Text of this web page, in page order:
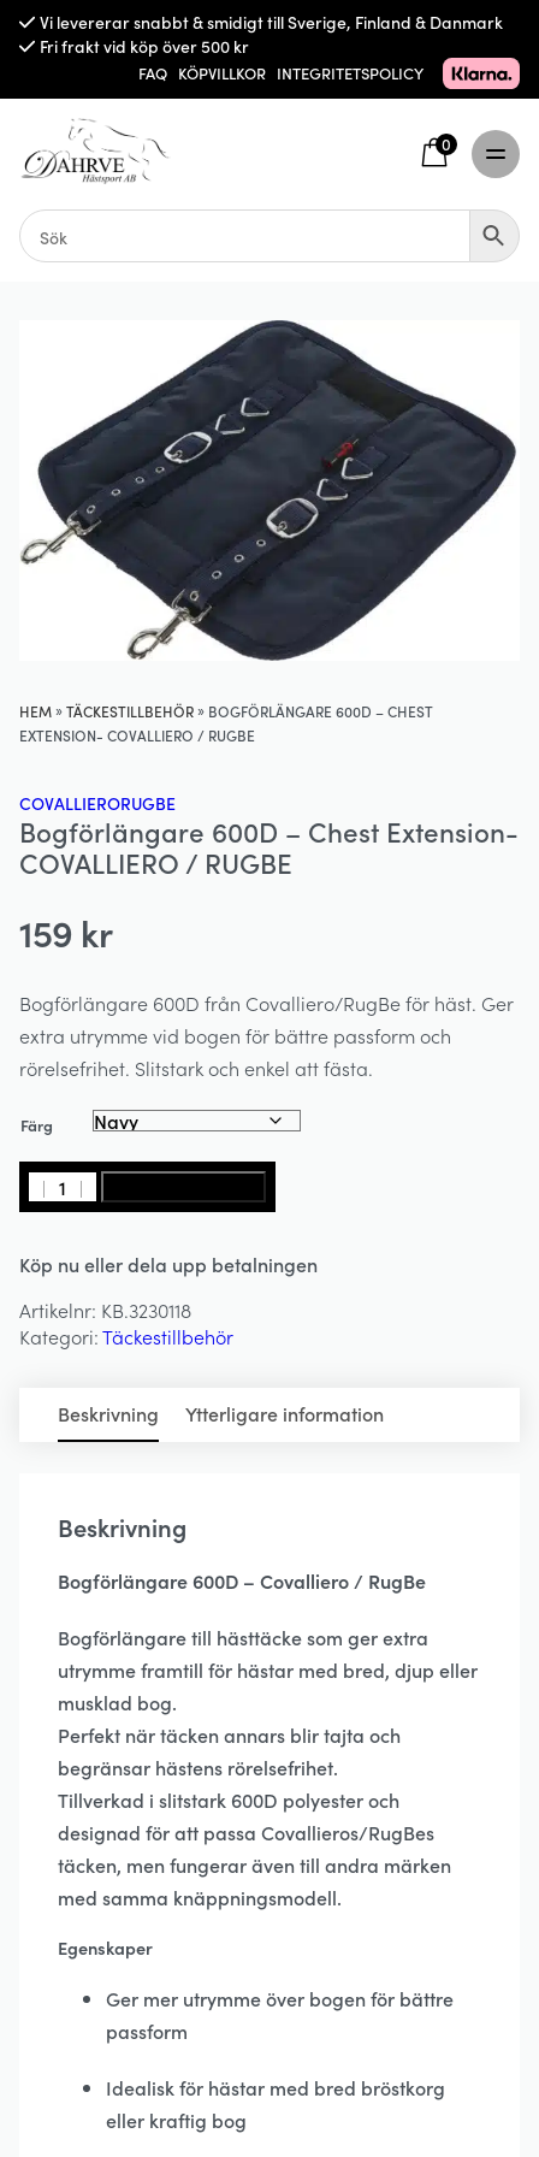
Vi levererar snabbt & smidigt till Sverige, Finland & Danmark
Fri frakt vid köp över 500 kr
FAQ KÖPVILLKOR INTEGRITETSPOLICY
0
HEM»TÄCKESTILLBEHÖR» BOGFÖRLÄNGARE 600D – CHEST
EXTENSION- COVALLIERO / RUGBE
COVALLIERORUGBE
Bogförlängare 600D – Chest Extension-
COVALLIERO / RUGBE
159 kr
Bogförlängare 600D från Covalliero/RugBe för häst. Ger
extra utrymme vid bogen för bättre passform och
rörelsefrihet. Slitstark och enkel att fästa.
Färg
Bogförlängare
600D
Chest
COVALLIERO
/
Köp nu eller dela upp betalningen
Artikelnr: KB.3230118
Kategori:Täckestillbehör
Beskrivning Ytterligare information
Beskrivning
Bogförlängare 600D – Covalliero / RugBe
Bogförlängare till hästtäcke som ger extra
utrymme framtill för hästar med bred, djup eller
musklad bog.
Perfekt när täcken annars blir tajta och
begränsar hästens rörelsefrihet.
Tillverkad i slitstark 600D polyester och
designad för att passa Covallieros/RugBes
täcken, men fungerar även till andra märken
med samma knäppningsmodell.
Egenskaper
Ger mer utrymme över bogen för bättre
passform
Idealisk för hästar med bred bröstkorg
eller kraftig bog